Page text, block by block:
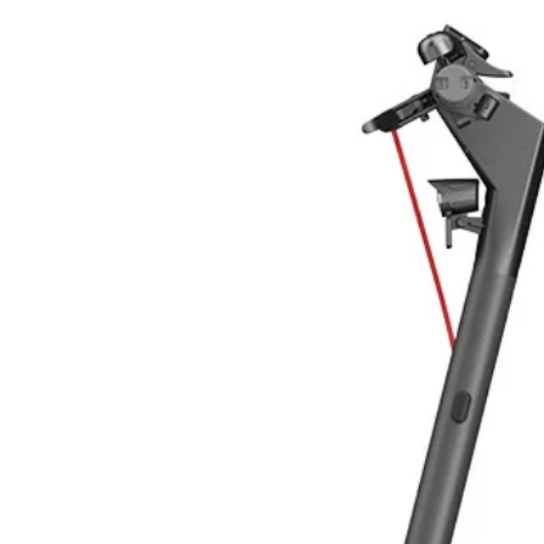
E’ una novità che rappresenta
tecnologico riconosciuto come
l’autoconsumo, che grazie a
fabbisogno di energia di
Con le batterie per l’accumulo è
variabilità dei sistemi di
prodotta e utilizzarla quando
assenza di sole o durante le ore
FIAMM RES (accumulatore di
l'energia generata dalle fonti
autonomia, affidabilità e sicurezza.
Con una gamma di 6 modelli
fino al 12,5 KWH, FIAMM RES
funzione di back – up,
caso di interruzione di corrente
Grazie al design compatto,